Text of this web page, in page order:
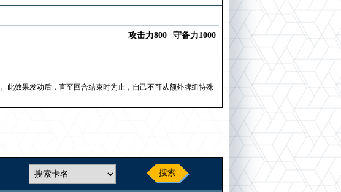
攻击力800 守备力1000
此效果发动后，直至回合结束时为止，自己不可从额外牌组特殊
搜索